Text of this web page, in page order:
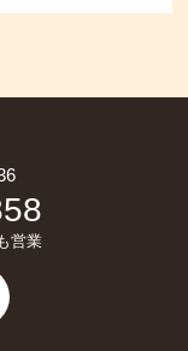
営業